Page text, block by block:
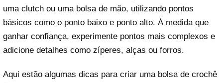
uma clutch ou uma bolsa de mão, utilizando pontos
básicos como o ponto baixo e ponto alto. À medida que
ganhar confiança, experimente pontos mais complexos e
adicione detalhes como zíperes, alças ou forros.
Aqui estão algumas dicas para criar uma bolsa de crochê